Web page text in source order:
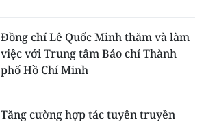
Đồng chí Lê Quốc Minh thăm và làm
việc với Trung tâm Báo chí Thành
phố Hồ Chí Minh
Tăng cường hợp tác tuyên truyền